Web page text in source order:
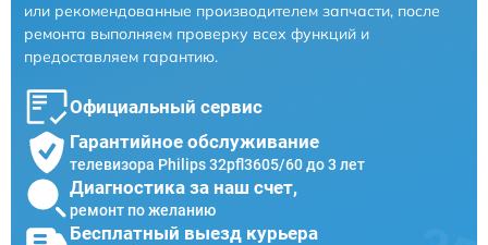
или рекомендованные производителем запчасти, после
ремонта выполняем проверку всех функций и
предоставляем гарантию.
Официальный сервис
Гарантийное обслуживание
телевизора Philips 32pfl3605/60 до 3 лет
Диагностика за наш счет,
ремонт по желанию
Бесплатный выезд курьера